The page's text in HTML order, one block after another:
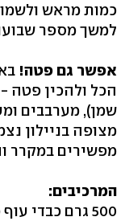
כמות מראש
למשך מספר
אפשר גם פטה!
שמן), מערבבים
מפשירים במקרר
המרכיבים:
500 גרם כבדי עוף מנוקים